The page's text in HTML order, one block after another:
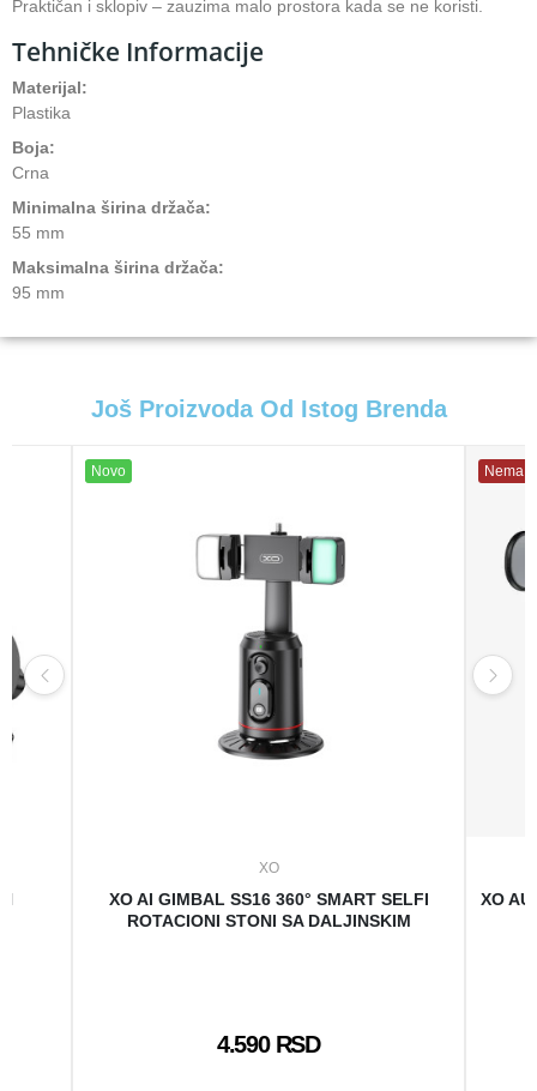
Praktičan i sklopiv – zauzima malo prostora kada se ne koristi.
Tehničke Informacije
Materijal:
Plastika
Boja:
Crna
Minimalna širina držača:
55 mm
Maksimalna širina držača:
95 mm
Još Proizvoda Od Istog Brenda
Novo
XO
XO AI GIMBAL SS16 360° SMART SELFI
ROTACIONI STONI SA DALJINSKIM
4.590 RSD
Nema
XO